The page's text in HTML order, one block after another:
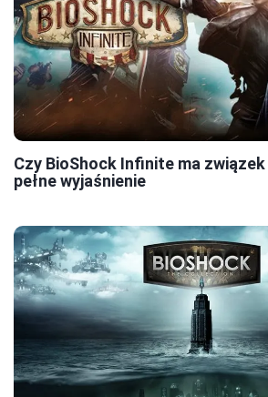
Czy BioShock Infinite ma
pełne wyjaśnienie